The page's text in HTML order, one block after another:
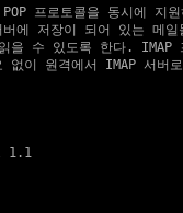
프로토콜을 동시에 지원
에 저장이 되어 있는 메일
을 수 있도록 한다. IMAP
없이 원격에서 IMAP 서버
1.1